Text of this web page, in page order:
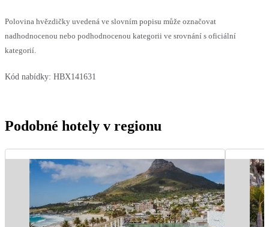
Polovina hvězdičky uvedená ve slovním popisu může označovat
nadhodnocenou nebo podhodnocenou kategorii ve srovnání s oficiální
kategorií.
Kód nabídky: HBX141631
Podobné hotely v regionu